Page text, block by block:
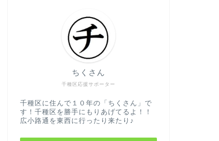
千種区応援サポーター
ちくさん
千種区に住んで１０年の「ちくさん」で
す！千種区を勝手にもりあげてるよ！！
広小路通を東西に行ったり来たり♪